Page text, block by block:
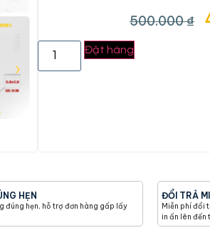
500.000₫
Đặt hàng
HẸN
đúng hẹn, hỗ trợ đơn hàng gấp lấy
ĐỔI TRẢ
Miễn phí đổi
in ấn lên đến